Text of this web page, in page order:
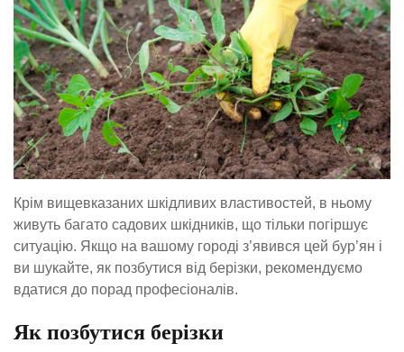
Крім вищевказаних шкідливих властивостей, в ньому
живуть багато садових шкідників, що тільки погіршує
ситуацію. Якщо на вашому городі з’явився цей бур’ян і
ви шукайте, як позбутися від берізки, рекомендуємо
вдатися до порад професіоналів.
Як позбутися берізки